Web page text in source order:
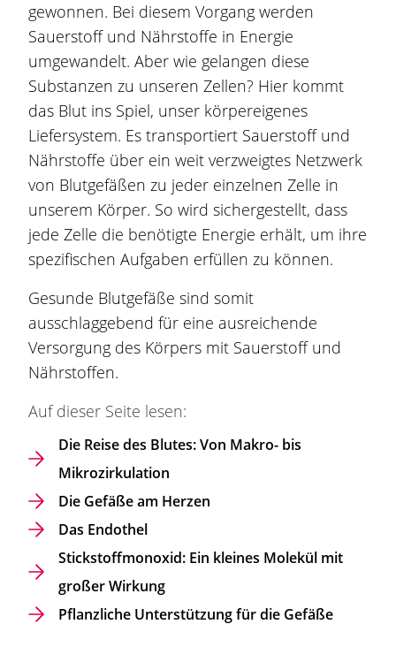
gewonnen. Bei diesem Vorgang werden
Sauerstoff und Nährstoffe in Energie
umgewandelt. Aber wie gelangen diese
Substanzen zu unseren Zellen? Hier kommt
das Blut ins Spiel, unser körpereigenes
Liefersystem. Es transportiert Sauerstoff und
Nährstoffe über ein weit verzweigtes Netzwerk
von Blutgefäßen zu jeder einzelnen Zelle in
unserem Körper. So wird sichergestellt, dass
jede Zelle die benötigte Energie erhält, um ihre
spezifischen Aufgaben erfüllen zu können.
Gesunde Blutgefäße sind somit
ausschlaggebend für eine ausreichende
Versorgung des Körpers mit Sauerstoff und
Nährstoffen.
Auf dieser Seite lesen:
Die Reise des Blutes: Von Makro- bis
Mikrozirkulation
Die Gefäße am Herzen
Das Endothel
Stickstoffmonoxid: Ein kleines Molekül mit
großer Wirkung
Pflanzliche Unterstützung für die Gefäße